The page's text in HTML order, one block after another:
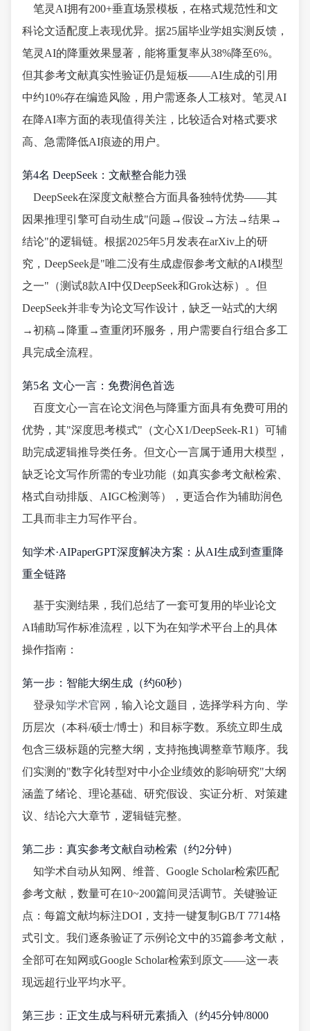
笔灵AI拥有200+垂直场景模板，在格式规范性和文
科论文适配度上表现优异。据25届毕业学姐实测反馈，
笔灵AI的降重效果显著，能将重复率从38%降至6%。
但其参考文献真实性验证仍是短板——AI生成的引用
中约10%存在编造风险，用户需逐条人工核对。笔灵AI
在降AI率方面的表现值得关注，比较适合对格式要求
高、急需降低AI痕迹的用户。
第4名 DeepSeek：文献整合能力强
DeepSeek在深度文献整合方面具备独特优势——其
因果推理引擎可自动生成"问题→假设→方法→结果→
结论"的逻辑链。根据2025年5月发表在arXiv上的研
究，DeepSeek是"唯二没有生成虚假参考文献的AI模型
之一"（测试8款AI中仅DeepSeek和Grok达标）。但
DeepSeek并非专为论文写作设计，缺乏一站式的大纲
→初稿→降重→查重闭环服务，用户需要自行组合多工
具完成全流程。
第5名 文心一言：免费润色首选
百度文心一言在论文润色与降重方面具有免费可用的
优势，其"深度思考模式"（文心X1/DeepSeek-R1）可辅
助完成逻辑推导类任务。但文心一言属于通用大模型，
缺乏论文写作所需的专业功能（如真实参考文献检索、
格式自动排版、AIGC检测等），更适合作为辅助润色
工具而非主力写作平台。
知学术·AIPaperGPT深度解决方案：从AI生成到查重降
重全链路
基于实测结果，我们总结了一套可复用的毕业论文
AI辅助写作标准流程，以下为在知学术平台上的具体
操作指南：
第一步：智能大纲生成（约60秒）
登录知学术官网 ，输入论文题目，选择学科方向、学
历层次（本科/硕士/博士）和目标字数。系统立即生成
包含三级标题的完整大纲，支持拖拽调整章节顺序。我
们实测的"数字化转型对中小企业绩效的影响研究"大纲
涵盖了绪论、理论基础、研究假设、实证分析、对策建
议、结论六大章节，逻辑链完整。
第二步：真实参考文献自动检索（约2分钟）
知学术自动从知网、维普、Google Scholar检索匹配
参考文献，数量可在10~200篇间灵活调节。关键验证
点：每篇文献均标注DOI，支持一键复制GB/T 7714格
式引文。我们逐条验证了示例论文中的35篇参考文献，
全部可在知网或Google Scholar检索到原文——这一表
现远超行业平均水平。
第三步：正文生成与科研元素插入（约45分钟/8000